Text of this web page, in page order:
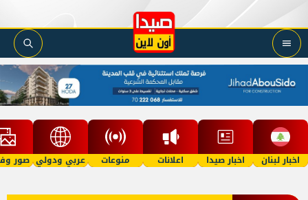
اخبار لبنان اخبار صيدا اعلانات منوعات عربي ودولي صور